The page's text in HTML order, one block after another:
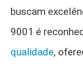
buscam
9001 é
qualidade,